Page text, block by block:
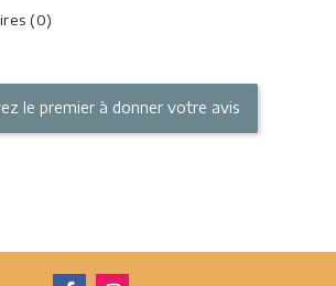
(0)
le premier à donner votre avis